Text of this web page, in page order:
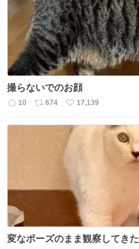
数
撮らないでのお顔
返
10
リ
ス
数
674
い
ね
数
17,139
変なポーズのまま観察してきた